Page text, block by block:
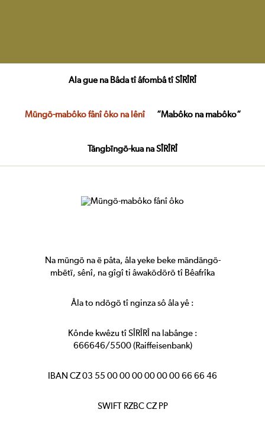
Ala gue na Bâda tî âfombâ tî SÎRÎRÎ
Müngö-mabôko fânî ôko na lênî “Mabôko na mabôko“
Tängbïngö-kua na SÎRÎRÎ
Na müngö na ë pâta, âla yeke beke mändängö-
mbëtï, sênî, na gîgî ti âwaködörö tî Bêafrîka
Âla to ndögö tî nginza sô âla yê :
Kônde kwêzu tî SÎRÎRÎ na labânge :
666646/5500 (Raiffeisenbank)
IBAN CZ 03 55 00 00 00 00 00 00 66 66 46
SWIFT RZBC CZ PP